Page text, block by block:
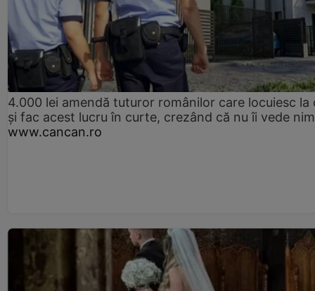
4.000 lei amendă tuturor românilor care locuiesc la
și fac acest lucru în curte, crezând că nu îi vede
www.cancan.ro